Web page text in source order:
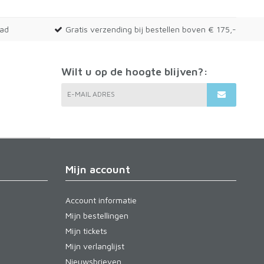
Gratis verzending bij bestellen boven € 175,-
Wilt u op de hoogte blijven?:
E-MAIL ADRES
Mijn account
Account informatie
Mijn bestellingen
Mijn tickets
Mijn verlanglijst
Nieuwsbrieven